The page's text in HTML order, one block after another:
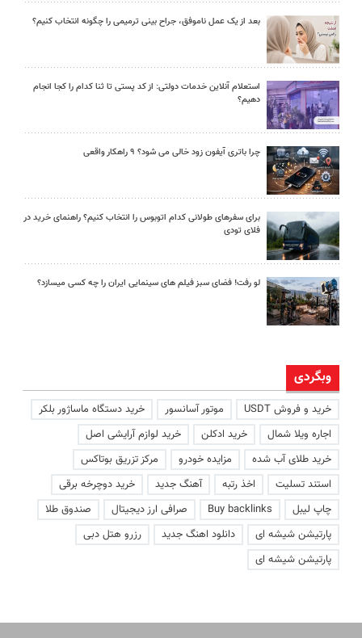
بعد از یک عمل ناموفق، جراح بینی ترمیمی را چگونه انتخاب کنیم؟
استعلام آنلاین خدمات دولتی: از کد پستی تا ثنا کدام را کجا انجام
دهیم؟
چرا باتری آیفون زود خالی می شود؟ ۹ راهکار واقعی
برای سفرهای طولانی کدام اتوبوس را انتخاب کنیم؟ راهنمای خرید در
فلای تودی
لو رفت! فضای سبز فیلم های سینمایی ایران را چه کسی میسازد؟
وبگردی
خرید و فروش USDT موتور آسانسور
خرید دستگاه ماساژور بلکر
اجاره ویلا شمال
خرید ادکلن
خرید لوازم آرایشی اصل
خرید طلای آب شده
مزایده خودرو
مرکز تزریق بوتاکس
استند تسلیت
اخذ رتبه آهنگ جدید
خرید دوچرخه برقی
چاپ لیبل
Buy backlinks صرافی ارز دیجیتال
صندوق طلا
پارتیشن شیشه ای
دانلود اهنگ جدید
رزرو هتل دبی
پارتیشن شیشه ای